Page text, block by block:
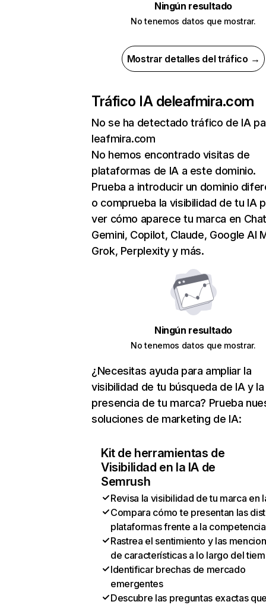
Ningún resultado
No tenemos datos que mostrar.
Mostrar detalles del tráfico →
Tráfico IA deleafmira.com
No se ha detectado tráfico de IA
leafmira.com
No hemos encontrado visitas de
plataformas de IA a este dominio.
Prueba a introducir un dominio
o comprueba la visibilidad de tu IA
ver cómo aparece tu marca en
Gemini, Copilot, Claude, Google AI
Grok, Perplexity y más.
Ningún resultado
No tenemos datos que mostrar.
¿Necesitas ayuda para ampliar la
visibilidad de tu búsqueda de IA y la
presencia de tu marca? Prueba
soluciones de marketing de IA:
Kit de herramientas de
Visibilidad en la IA de
Semrush
Revisa la visibilidad de tu marca en
Compara cómo te presentan las
plataformas frente a la competencia
Rastrea el sentimiento y las
de características a lo largo del
Identificar brechas de mercado
emergentes
Descubre las preguntas exactas